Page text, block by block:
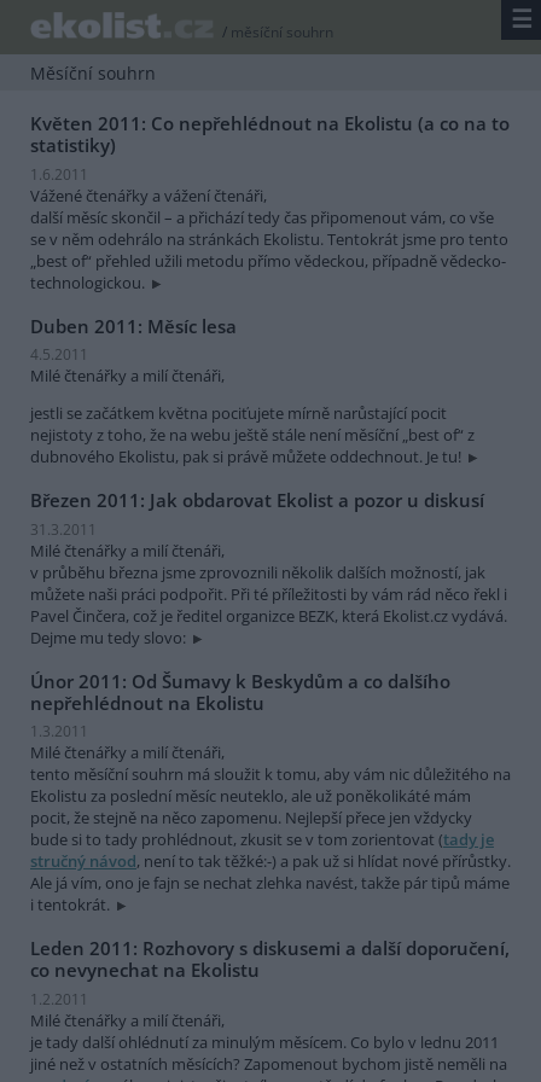
/ měsíční souhrn ☰
Měsíční souhrn
Květen 2011: Co nepřehlédnout na Ekolistu (a co na to
statistiky)
1.6.2011
Vážené čtenářky a vážení čtenáři,
další měsíc skončil – a přichází tedy čas připomenout vám, co vše
se v něm odehrálo na stránkách Ekolistu. Tentokrát jsme pro tento
„best of“ přehled užili metodu přímo vědeckou, případně vědecko-
technologickou.
Duben 2011: Měsíc lesa
4.5.2011
Milé čtenářky a milí čtenáři,
jestli se začátkem května pociťujete mírně narůstající pocit
nejistoty z toho, že na webu ještě stále není měsíční „best of“ z
dubnového Ekolistu, pak si právě můžete oddechnout. Je tu!
Březen 2011: Jak obdarovat Ekolist a pozor u diskusí
31.3.2011
Milé čtenářky a milí čtenáři,
v průběhu března jsme zprovoznili několik dalších možností, jak
můžete naši práci podpořit. Při té příležitosti by vám rád něco řekl i
Pavel Činčera, což je ředitel organizce BEZK, která Ekolist.cz vydává.
Dejme mu tedy slovo:
Únor 2011: Od Šumavy k Beskydům a co dalšího
nepřehlédnout na Ekolistu
1.3.2011
Milé čtenářky a milí čtenáři,
tento měsíční souhrn má sloužit k tomu, aby vám nic důležitého na
Ekolistu za poslední měsíc neuteklo, ale už poněkolikáté mám
pocit, že stejně na něco zapomenu. Nejlepší přece jen vždycky
bude si to tady prohlédnout, zkusit se v tom zorientovat (tady je
stručný návod, není to tak těžké:-) a pak už si hlídat nové přírůstky.
Ale já vím, ono je fajn se nechat zlehka navést, takže pár tipů máme
i tentokrát.
Leden 2011: Rozhovory s diskusemi a další doporučení,
co nevynechat na Ekolistu
1.2.2011
Milé čtenářky a milí čtenáři,
je tady další ohlédnutí za minulým měsícem. Co bylo v lednu 2011
jiné než v ostatních měsících? Zapomenout bychom jistě neměli na